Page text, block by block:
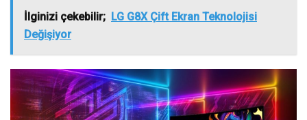
İlginizi çekebilir; LG G8X Çift Ekran Teknolojisi
Değişiyor